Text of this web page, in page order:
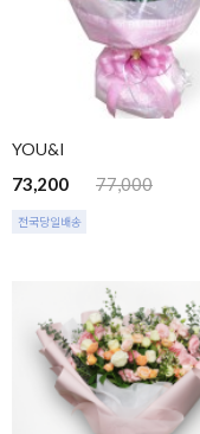
YOU&I
73,200 77,000
전국당일배송